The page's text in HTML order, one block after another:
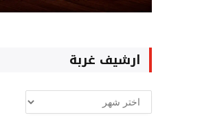
ارشيف غربة
ارشيف
غربة